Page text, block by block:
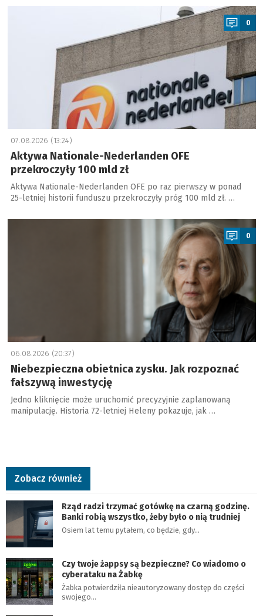
0
07.08.2026 (13:24)
Aktywa Nationale-Nederlanden OFE
przekroczyły 100 mld zł
Aktywa Nationale-Nederlanden OFE po raz pierwszy w ponad
25-letniej historii funduszu przekroczyły próg 100 mld zł. …
a
0
06.08.2026 (20:37)
Niebezpieczna obietnica zysku. Jak rozpoznać
fałszywą inwestycję
Jedno kliknięcie może uruchomić precyzyjnie zaplanowaną
manipulację. Historia 72-letniej Heleny pokazuje, jak …
Zobacz również
Rząd radzi trzymać gotówkę na czarną godzinę.
Banki robią wszystko, żeby było o nią trudniej
Osiem lat temu pytałem, co będzie, gdy…
Czy twoje żappsy są bezpieczne? Co wiadomo o
cyberataku na Żabkę
Żabka potwierdziła nieautoryzowany dostęp do części
swojego…